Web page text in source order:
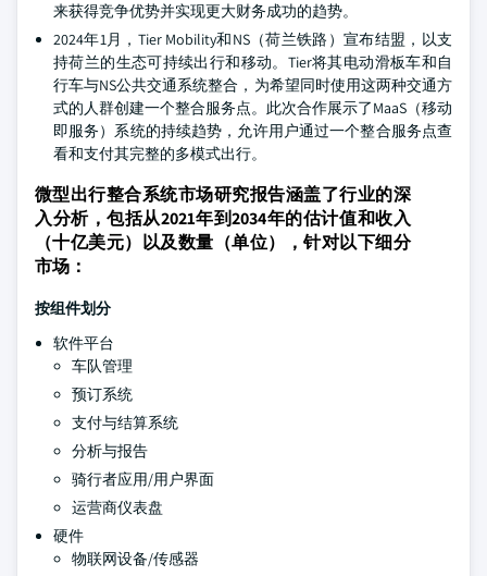
来获得竞争优势并实现更大财务成功的趋势。
2024年1月，Tier Mobility和NS（荷兰铁路）宣布结盟，以支
持荷兰的生态可持续出行和移动。Tier将其电动滑板车和自
行车与NS公共交通系统整合，为希望同时使用这两种交通方
式的人群创建一个整合服务点。此次合作展示了MaaS（移动
即服务）系统的持续趋势，允许用户通过一个整合服务点查
看和支付其完整的多模式出行。
微型出行整合系统市场研究报告涵盖了行业的深
入分析，包括从2021年到2034年的估计值和收入
（十亿美元）以及数量（单位），针对以下细分
市场：
按组件划分
软件平台
车队管理
预订系统
支付与结算系统
分析与报告
骑行者应用/用户界面
运营商仪表盘
硬件
物联网设备/传感器